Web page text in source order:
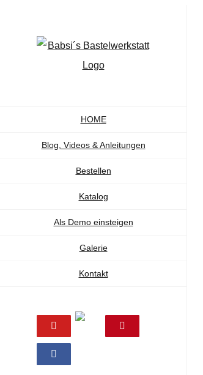
HOME
Blog, Videos & Anleitungen
Bestellen
Katalog
Als Demo einsteigen
Galerie
Kontakt
YouTube
Shop
Pinterest
Facebook